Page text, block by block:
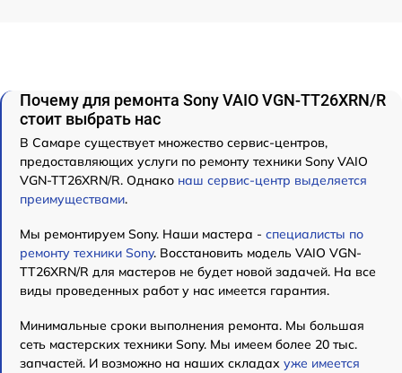
Почему для ремонта Sony VAIO VGN-TT26XRN/R
стоит выбрать нас
В Самаре существует множество сервис-центров,
предоставляющих услуги по ремонту техники Sony VAIO
VGN-TT26XRN/R. Однако наш сервис-центр выделяется
преимуществами.
Мы ремонтируем Sony. Наши мастера - специалисты по
ремонту техники Sony. Восстановить модель VAIO VGN-
TT26XRN/R для мастеров не будет новой задачей. На все
виды проведенных работ у нас имеется гарантия.
Минимальные сроки выполнения ремонта. Мы большая
сеть мастерских техники Sony. Мы имеем более 20 тыс.
запчастей. И возможно на наших складах уже имеется